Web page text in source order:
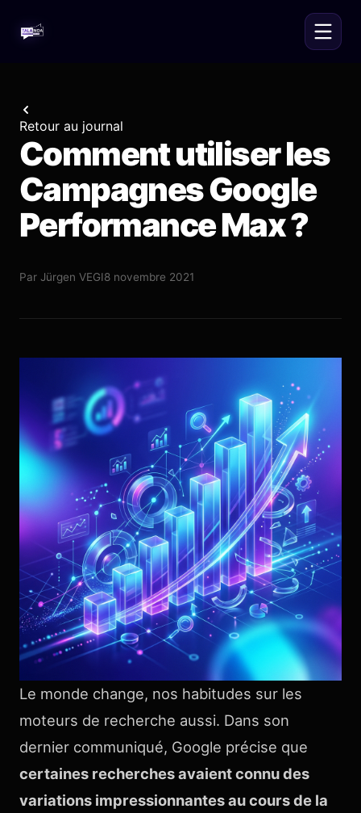
Retour au journal
Comment utiliser les
Campagnes Google
Performance Max ?
Par Jürgen VEGI8 novembre 2021
Le monde change, nos habitudes sur les
moteurs de recherche aussi. Dans son
dernier communiqué, Google précise que
certaines recherches avaient connu des
variations impressionnantes au cours de la